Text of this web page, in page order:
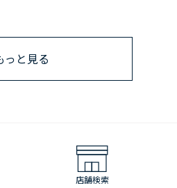
っと見る
店舗検索